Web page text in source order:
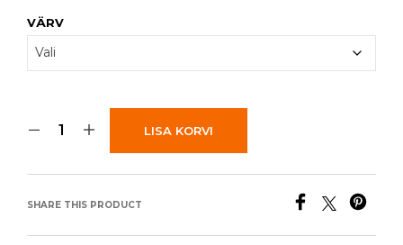
VÄRV
LISA KORVI
SHARE THIS PRODUCT